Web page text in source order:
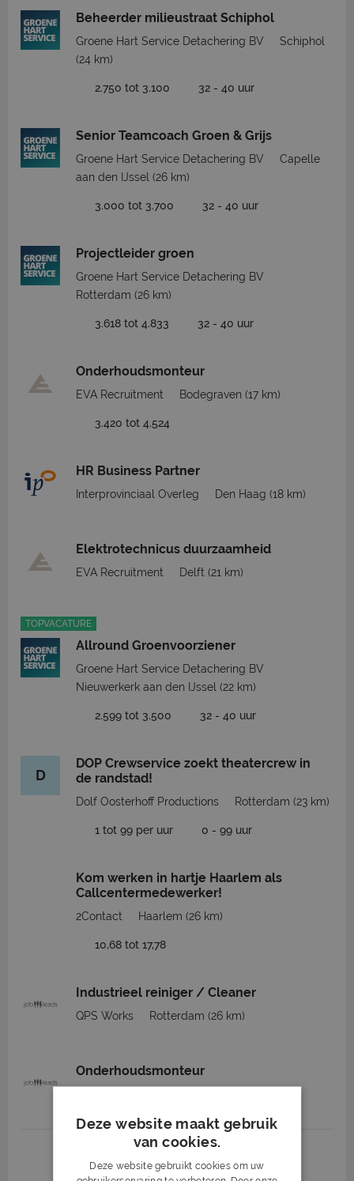
Beheerder milieustraat Schiphol
Groene Hart Service Detachering BV
Schiphol
(24 km)
2.750 tot 3.100 32 - 40 uur
Senior Teamcoach Groen & Grijs
Groene Hart Service Detachering BV
Capelle
aan den IJssel (26 km)
3.000 tot 3.700 32 - 40 uur
Projectleider groen
Groene Hart Service Detachering BV
Rotterdam (26 km)
3.618 tot 4.833 32 - 40 uur
Onderhoudsmonteur
EVA Recruitment Bodegraven (17 km)
3.420 tot 4.524
HR Business Partner
Interprovinciaal Overleg Den Haag (18 km)
Elektrotechnicus duurzaamheid
EVA Recruitment Delft (21 km)
TOPVACATURE
Allround Groenvoorziener
Groene Hart Service Detachering BV
Nieuwerkerk aan den IJssel (22 km)
2.599 tot 3.500 32 - 40 uur
D
DOP Crewservice zoekt theatercrew in
de randstad!
Dolf Oosterhoff Productions Rotterdam (23 km)
1 tot 99 per uur 0 - 99 uur
Kom werken in hartje Haarlem als
Callcentermedewerker!
2Contact Haarlem (26 km)
10,68 tot 17,78
Industrieel reiniger / Cleaner
QPS Works Rotterdam (26 km)
Onderhoudsmonteur
Deze website maakt gebruik
van cookies.
Deze website gebruikt cookies om uw